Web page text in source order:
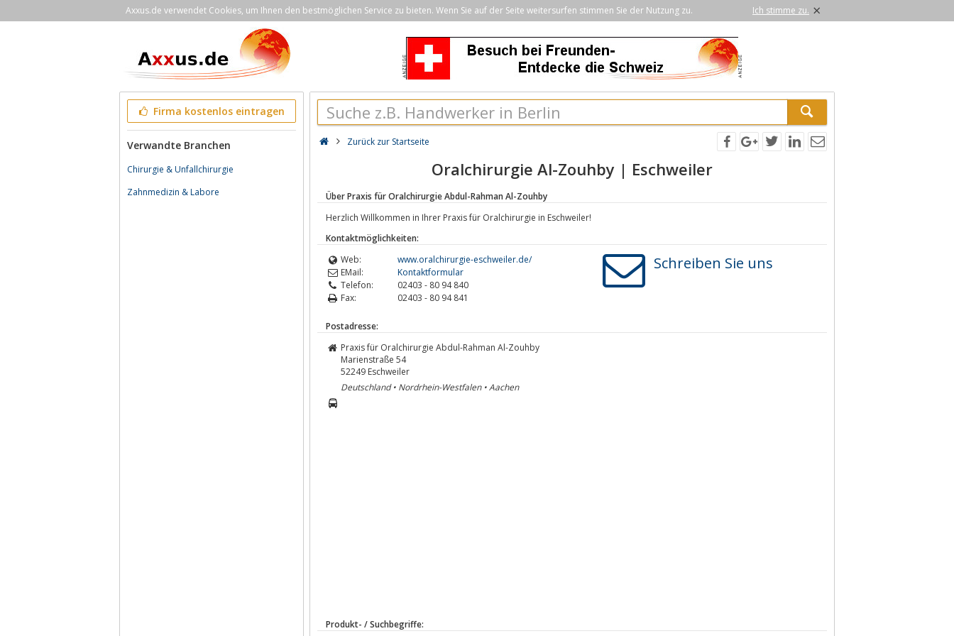
Axxus.de verwendet Cookies, um Ihnen den bestmöglichen Service zu bieten. Wenn Sie auf der Seite weitersurfen stimmen Sie der Nutzung zu. Ich stimme zu. ×
Firma kostenlos eintragen
Verwandte Branchen
Chirurgie & Unfallchirurgie
Zahnmedizin & Labore
Zurück zur Startseite
Oralchirurgie Al-Zouhby | Eschweiler
Über Praxis für Oralchirurgie Abdul-Rahman Al-Zouhby
Herzlich Willkommen in Ihrer Praxis für Oralchirurgie in Eschweiler!
Kontaktmöglichkeiten:
Web:
www.oralchirurgie-eschweiler.de/
EMail:
Kontaktformular
Telefon:
02403 - 80 94 840
Fax:
02403 - 80 94 841
Schreiben Sie uns
Postadresse:
Praxis für Oralchirurgie Abdul-Rahman Al-Zouhby
Marienstraße 54
52249 Eschweiler
Deutschland • Nordrhein-Westfalen • Aachen
Produkt- / Suchbegriffe: